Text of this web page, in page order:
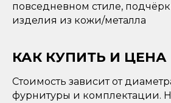
повседневном стиле,
изделия из кожи/металла
КАК КУПИТЬ И ЦЕНА
Стоимость зависит от
фурнитуры и комплектации.